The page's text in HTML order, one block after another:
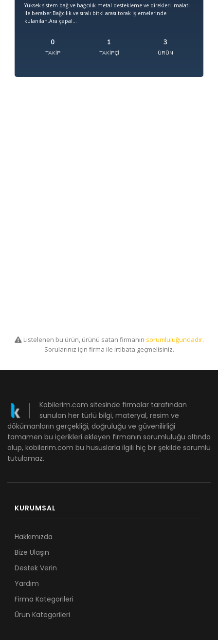
Yüksek sistem bağ ve bağcılık metal destekleme ve direkleri imalatı
ile beraber.Bağcılık ve sıralı bitki arası torak işlemelerinde
kulanılan.Ara çapal...
0
TAKIP
1
TAKIPÇI
3
ÜRÜN
Listelenen bu ürün, ürünü satan firmanın sorumluluğundadır.
Sorularınız için firma ile irtibata geçmelisiniz.
Kobilerim.com sitesinde firmalar tarafından
sunulan her türlü bilgi, materyal, resim ve
dökümanların gerçekliği, doğruluğu ve güvenilirliği
tamamen bu içerikleri ekleyen firmanın sorumluluğu altında
olup, kobilerim.com bu hususlarla ilgili hiç bir şekilde sorumlu
tutulamaz.
KURUMSAL
Hakkımızda
Bize Ulaşın
Destek Verin
Yardım
Firma Kategorileri
Ürün Kategorileri